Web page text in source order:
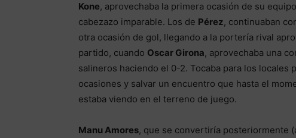
Kone, aprovechaba la primera ocasión de su
cabezazo imparable. Los de Pérez, continuaban
otra ocasión de gol, llegando a la portería rival
partido, cuando Oscar Girona, aprovechaba una
salineros haciendo el 0-2. Tocaba para los locales
ocasiones y salvar un encuentro que hasta el
estaba viendo en el terreno de juego.
Manu Amores, que se convertiría posteriormente